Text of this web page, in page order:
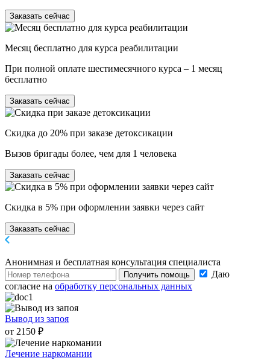
Заказать сейчас
Месяц бесплатно для курса реабилитации
При полной оплате шестимесячного курса – 1 месяц
бесплатно
Заказать сейчас
Скидка до 20% при заказе детоксикации
Вызов бригады более, чем для 1 человека
Заказать сейчас
Скидка в 5% при оформлении заявки через сайт
Заказать сейчас
Анонимная и бесплатная консультация специалиста
Получить помощь
Даю
согласие на обработку персональных данных
Вывод из запоя
от 2150 ₽
Лечение наркомании